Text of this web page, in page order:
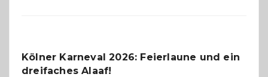
geworden
Kölner Karneval 2026: Feierlaune und ein
dreifaches Alaaf!